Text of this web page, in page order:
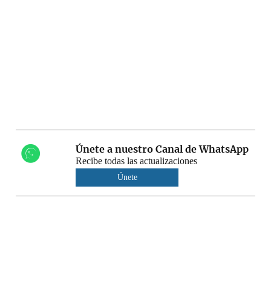
Únete a nuestro Canal de WhatsApp
Recibe todas las actualizaciones
Únete